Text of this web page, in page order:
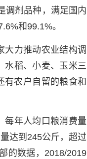
调剂品种，满足国内
和99.1%。
大力推动农业结构调
水稻、小麦、玉米三
有农户自留的粮食和
每年人均口粮消费量
达到245公斤，超过
的数据，2018/2019